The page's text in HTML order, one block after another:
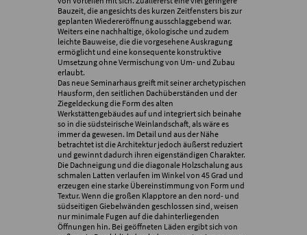
Bauzeit, die angesichts des kurzen Zeitfensters bis zur
geplanten Wiedereröffnung ausschlaggebend war.
Weiters eine nachhaltige, ökologische und zudem
leichte Bauweise, die die vorgesehene Auskragung
ermöglicht und eine konsequente konstruktive
Umsetzung ohne Vermischung von Um- und Zubau
erlaubt.
Das neue Seminarhaus greift mit seiner archetypischen
Hausform, den seitlichen Dachüberständen und der
Ziegeldeckung die Form des alten
Werkstättengebäudes auf und integriert sich beinahe
so in die südsteirische Weinlandschaft, als wäre es
immer da gewesen. Im Detail und aus der Nähe
betrachtet ist die Architektur jedoch äußerst reduziert
und gewinnt dadurch ihren eigenständigen Charakter.
Die Dachneigung und die diagonale Holzschalung aus
schmalen Latten verlaufen im Winkel von 45 Grad und
erzeugen eine starke Übereinstimmung von Form und
Textur. Wenn die großen Klapptore an den nord- und
südseitigen Giebelwänden geschlossen sind, weisen
nur minimale Fugen auf die dahinterliegenden
Öffnungen hin. Bei geöffneten Läden ergibt sich von